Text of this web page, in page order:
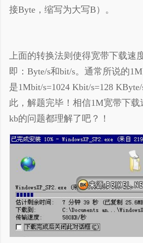
接Byte，缩写为大写B）。
上面的转换法则使得宽带下载速
即：Byte/s和bit/s。通常所说的
是1Mbit/s=1024 Kbit/s=128
此，解题完毕！相信1M宽带下
kb的问题都理解了吧？！